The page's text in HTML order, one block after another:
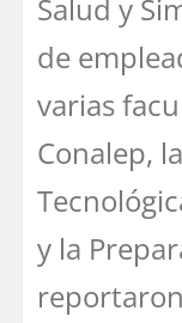
Salud y
de
varias
Conalep,
y la